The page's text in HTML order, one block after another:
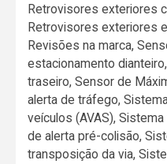
Retrovisores exteriores
Retrovisores exteriores
Revisões na marca,
estacionamento
traseiro, Sensor de
alerta de tráfego,
veículos (AVAS),
de alerta pré-colisão,
transposição da via,